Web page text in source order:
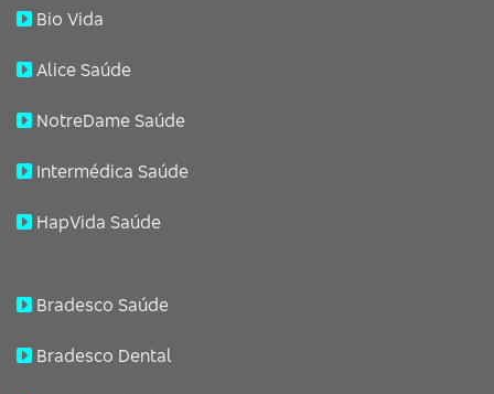
Bio Vida
Alice Saúde
NotreDame Saúde
Intermédica Saúde
HapVida Saúde
Bradesco Saúde
Bradesco Dental